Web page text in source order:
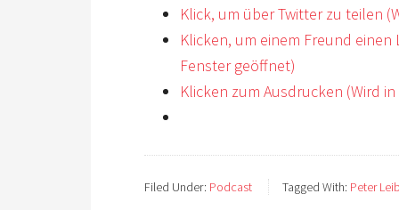
Klick, um über Twitter zu teilen
Klicken, um einem Freund
Fenster geöffnet)
Klicken zum Ausdrucken (Wird
Filed Under: Podcast Tagged With: Peter